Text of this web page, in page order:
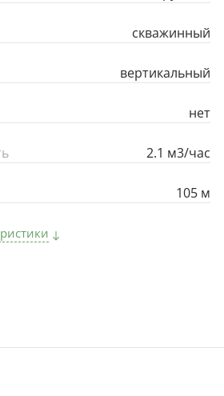
скважинный
вертикальный
нет
2.1 м3/час
105 м